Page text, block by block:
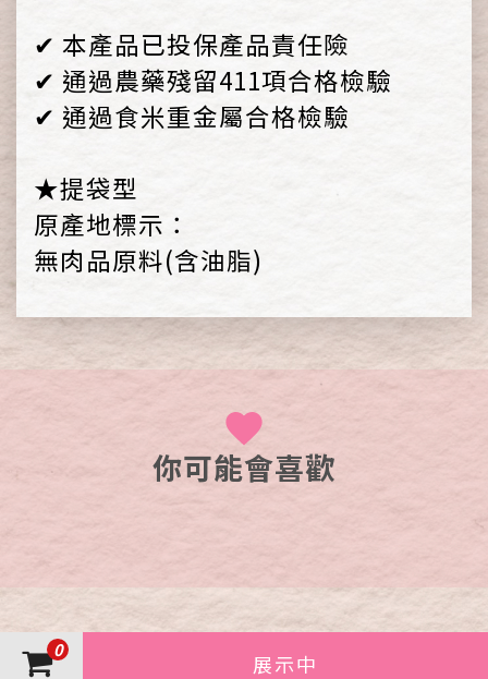
✔ 本產品已投保產品責任險
✔ 通過農藥殘留411項合格檢驗
✔ 通過食米重金屬合格檢驗
★提袋型
原產地標示：
無肉品原料(含油脂)
你可能會喜歡
0
展示中